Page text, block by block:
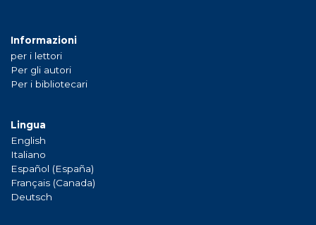
Informazioni
per i lettori
Per gli autori
Per i bibliotecari
Lingua
English
Italiano
Español (España)
Français (Canada)
Deutsch